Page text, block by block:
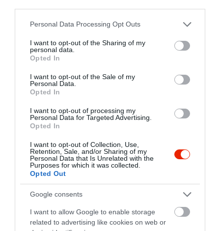
Please note that this website/app uses one or more Google
not limited to your visit or usage behaviour. You may click to
grant or deny consent to Google and its third-party tags to
use your data for below specified purposes in below Google
consent section.
Personal Data Processing Opt Outs
I want to opt-out of the Sharing of my
personal data.
Opted In
I want to opt-out of the Sale of my
Personal Data.
Opted In
I want to opt-out of processing my
Personal Data for Targeted Advertising.
Opted In
I want to opt-out of Collection, Use,
Retention, Sale, and/or Sharing of my
Personal Data that Is Unrelated with the
Purposes for which it was collected.
Opted Out
Google consents
I want to allow Google to enable storage
related to advertising like cookies on web or
(dobozba hazavittük).A
feleségem szerint koszos volt
a pohár, de mindenkinek
ajánlom aki olcson jot akar
Hart Amy
2022. Szeptember 22.
Nem szívesen írok negatív
dolgokat le, mert mindenkinek
ebbe az étterembe ( alig lehet
annak nevezni egy dohos
pincét) soha többé nem
Lehangoló lebuj szerű, hideg
kritikán aluli kiszolgálás volt
2021 nyarán. Ha azóta